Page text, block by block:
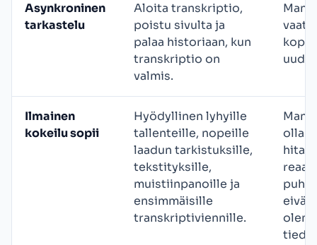
Asynkroninen
tarkastelu
Aloita transkriptio,
poistu sivulta ja
palaa historiaan, kun
transkriptio on
valmis.
Ilmainen
kokeilu sopii
Hyödyllinen lyhyille
tallenteille, nopeille
laadun tarkistuksille,
tekstityksille,
muistiinpanoille ja
ensimmäisille
transkriptiviennille.
olla
eivät